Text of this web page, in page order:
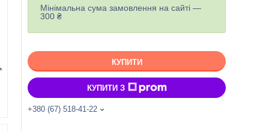
Мінімальна сума замовлення на сайті —
300 ₴
КУПИТИ
КУПИТИ З
+380 (67) 518-41-22